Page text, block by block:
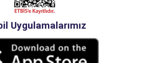
Uygulamalarımız